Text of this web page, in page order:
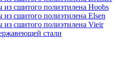
из сшитого полиэтилена Hoobs
из сшитого полиэтилена Elsen
из сшитого полиэтилена Vieir
стали